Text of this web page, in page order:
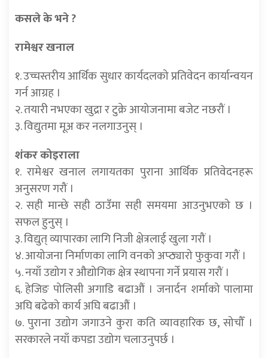
कसले के भने ?
रामेश्वर खनाल
१. उच्चस्तरीय आर्थिक सुधार कार्यदलको प्रतिवेदन कार्यान्वयन
गर्न आग्रह ।
२. तयारी नभएका खुद्रा र टुक्रे आयोजनामा बजेट नछरौं ।
३. विद्युतमा मूअ कर नलगाउनुस् ।
शंकर कोइराला
१. रामेश्वर खनाल लगायतका पुराना आर्थिक प्रतिवेदनहरू
अनुसरण गरौं ।
२. सही मान्छे सही ठाउँमा सही समयमा आउनुभएको छ ।
सफल हुनुस् ।
३. विद्युत् व्यापारका लागि निजी क्षेत्रलाई खुला गरौं ।
४. आयोजना निर्माणका लागि वनको अप्ठ्यारो फुकुवा गरौं ।
५. नयाँ उद्योग र औद्योगिक क्षेत्र स्थापना गर्ने प्रयास गरौं ।
६. हेजिङ पोलिसी अगाडि बढाऔं । जनार्दन शर्माको पालामा
अघि बढेको कार्य अघि बढाऔं ।
७. पुराना उद्योग जगाउने कुरा कति व्यावहारिक छ, सोचौँ ।
सरकारले नयाँ कपडा उद्योग चलाउनुपर्छ ।